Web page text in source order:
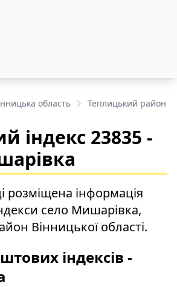
область Теплицький район
індекс 23835 -
розміщена інформація
село Мишарівка,
Вінницької області.
індексів -